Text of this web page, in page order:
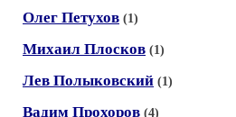
Олег Петухов (1)
Михаил Плосков (1)
Лев Полыковский (1)
Вадим Прохоров (4)